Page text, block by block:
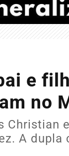
e
no
Christian
A dupla